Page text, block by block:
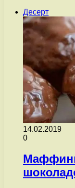
Десерт
14.02.2019
0